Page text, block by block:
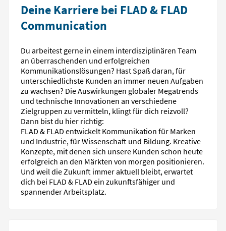
Deine Karriere bei FLAD & FLAD
Communication
Du arbeitest gerne in einem interdisziplinären Team
an überraschenden und erfolgreichen
Kommunikationslösungen? Hast Spaß daran, für
unterschiedlichste Kunden an immer neuen Aufgaben
zu wachsen? Die Auswirkungen globaler Megatrends
und technische Innovationen an verschiedene
Zielgruppen zu vermitteln, klingt für dich reizvoll?
Dann bist du hier richtig:
FLAD & FLAD entwickelt Kommunikation für Marken
und Industrie, für Wissenschaft und Bildung. Kreative
Konzepte, mit denen sich unsere Kunden schon heute
erfolgreich an den Märkten von morgen positionieren.
Und weil die Zukunft immer aktuell bleibt, erwartet
dich bei FLAD & FLAD ein zukunftsfähiger und
spannender Arbeitsplatz.